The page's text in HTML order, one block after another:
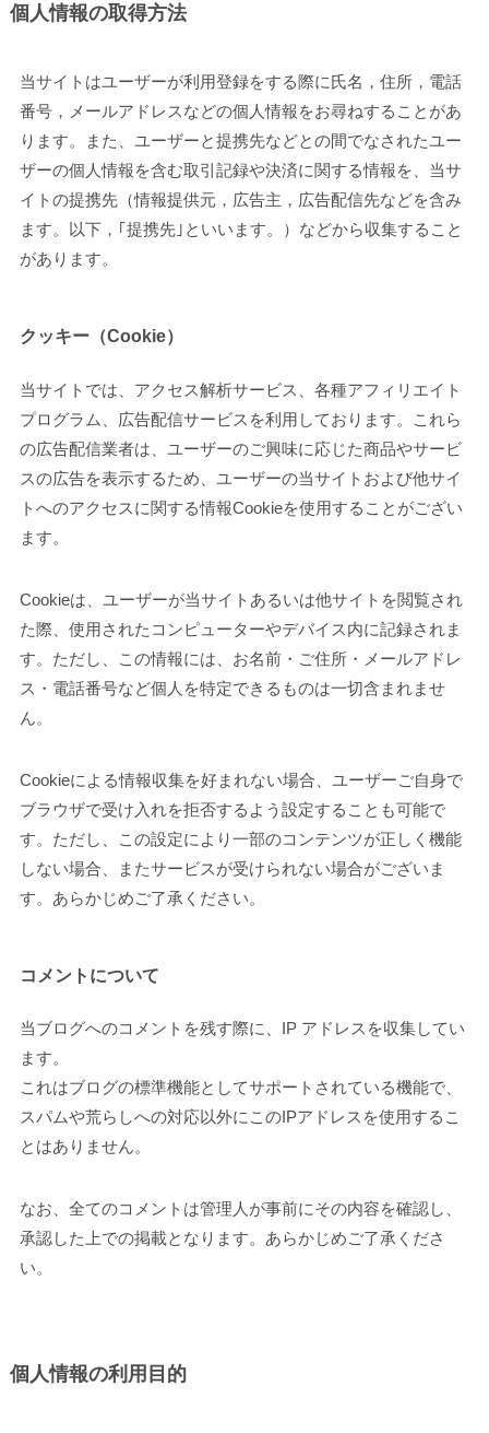
個人情報の取得方法
当サイトはユーザーが利用登録をする際に氏名，住所，電話
番号，メールアドレスなどの個人情報をお尋ねすることがあ
ります。また、ユーザーと提携先などとの間でなされたユー
ザーの個人情報を含む取引記録や決済に関する情報を、当サ
イトの提携先（情報提供元，広告主，広告配信先などを含み
ます。以下，｢提携先｣といいます。）などから収集すること
があります。
クッキー（Cookie）
当サイトでは、アクセス解析サービス、各種アフィリエイト
プログラム、広告配信サービスを利用しております。これら
の広告配信業者は、ユーザーのご興味に応じた商品やサービ
スの広告を表示するため、ユーザーの当サイトおよび他サイ
トへのアクセスに関する情報Cookieを使用することがござい
ます。
Cookieは、ユーザーが当サイトあるいは他サイトを閲覧され
た際、使用されたコンピューターやデバイス内に記録されま
す。ただし、この情報には、お名前・ご住所・メールアドレ
ス・電話番号など個人を特定できるものは一切含まれませ
ん。
Cookieによる情報収集を好まれない場合、ユーザーご自身で
ブラウザで受け入れを拒否するよう設定することも可能で
す。ただし、この設定により一部のコンテンツが正しく機能
しない場合、またサービスが受けられない場合がございま
す。あらかじめご了承ください。
コメントについて
当ブログへのコメントを残す際に、IP アドレスを収集してい
ます。
これはブログの標準機能としてサポートされている機能で、
スパムや荒らしへの対応以外にこのIPアドレスを使用するこ
とはありません。
なお、全てのコメントは管理人が事前にその内容を確認し、
承認した上での掲載となります。あらかじめご了承くださ
い。
個人情報の利用目的